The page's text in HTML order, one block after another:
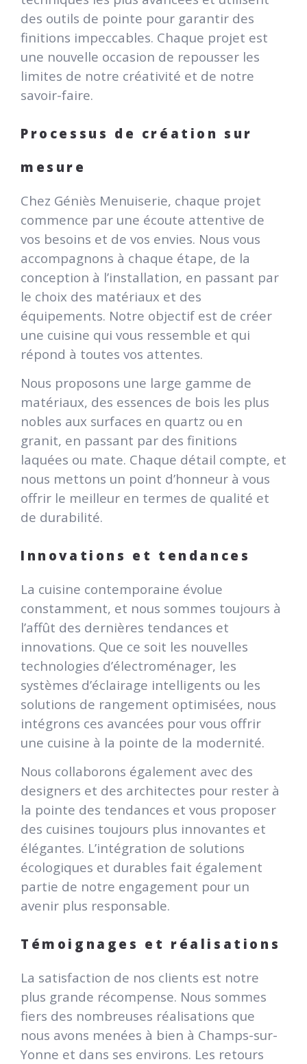
des outils de pointe pour garantir des
finitions impeccables. Chaque projet est
une nouvelle occasion de repousser les
limites de notre créativité et de notre
savoir-faire.
Processus de création sur
mesure
Chez Géniès Menuiserie, chaque projet
commence par une écoute attentive de
vos besoins et de vos envies. Nous vous
accompagnons à chaque étape, de la
conception à l’installation, en passant par
le choix des matériaux et des
équipements. Notre objectif est de créer
une cuisine qui vous ressemble et qui
répond à toutes vos attentes.
Nous proposons une large gamme de
matériaux, des essences de bois les plus
nobles aux surfaces en quartz ou en
granit, en passant par des finitions
laquées ou mate. Chaque détail compte, et
nous mettons un point d’honneur à vous
offrir le meilleur en termes de qualité et
de durabilité.
Innovations et tendances
La cuisine contemporaine évolue
constamment, et nous sommes toujours à
l’affût des dernières tendances et
innovations. Que ce soit les nouvelles
technologies d’électroménager, les
systèmes d’éclairage intelligents ou les
solutions de rangement optimisées, nous
intégrons ces avancées pour vous offrir
une cuisine à la pointe de la modernité.
Nous collaborons également avec des
designers et des architectes pour rester à
la pointe des tendances et vous proposer
des cuisines toujours plus innovantes et
élégantes. L’intégration de solutions
écologiques et durables fait également
partie de notre engagement pour un
avenir plus responsable.
Témoignages et réalisations
La satisfaction de nos clients est notre
plus grande récompense. Nous sommes
fiers des nombreuses réalisations que
nous avons menées à bien à Champs-sur-
Yonne et dans ses environs. Les retours